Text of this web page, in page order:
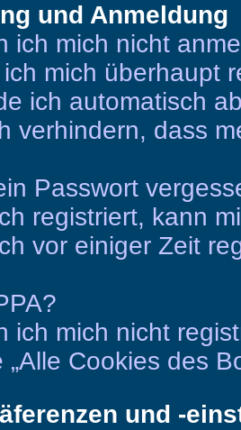
und Anmeldung
ich mich nicht
mich überhaupt
ich automatisch
verhindern, dass
Passwort
registriert, kann
vor einiger Zeit
ich mich nicht
„Alle Cookies des
und -